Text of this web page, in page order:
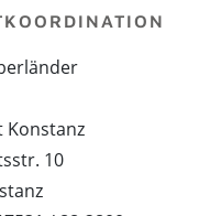
Konstanz
10